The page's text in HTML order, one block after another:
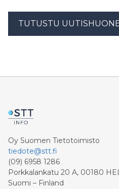
TUTUSTU
Oy Suomen Tietotoimisto
tiedote@stt.fi
(09) 6958 1286
Porkkalankatu 20 A, 00180
Suomi – Finland